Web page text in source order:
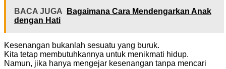
BACA JUGA
Bagaimana Cara Mendengarkan Anak
dengan Hati
Kesenangan bukanlah sesuatu yang buruk.
Kita tetap membutuhkannya untuk menikmati hidup.
Namun, jika hanya mengejar kesenangan tanpa mencari